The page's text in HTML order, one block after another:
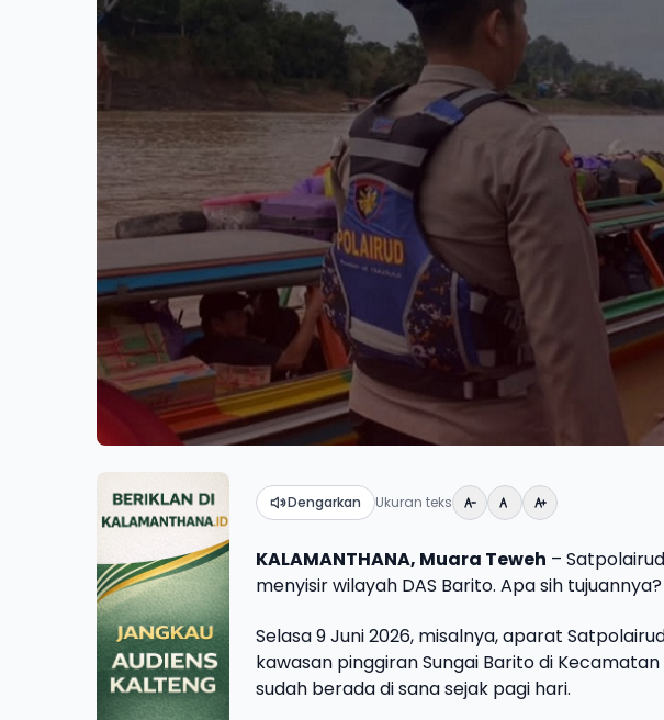
Dengarkan Ukuran teks
KALAMANTHANA, Muara Teweh –
menyisir wilayah DAS Barito. Apa sih tujuannya?
Selasa 9 Juni 2026, misalnya, aparat
kawasan pinggiran Sungai Barito di
sudah berada di sana sejak pagi hari.